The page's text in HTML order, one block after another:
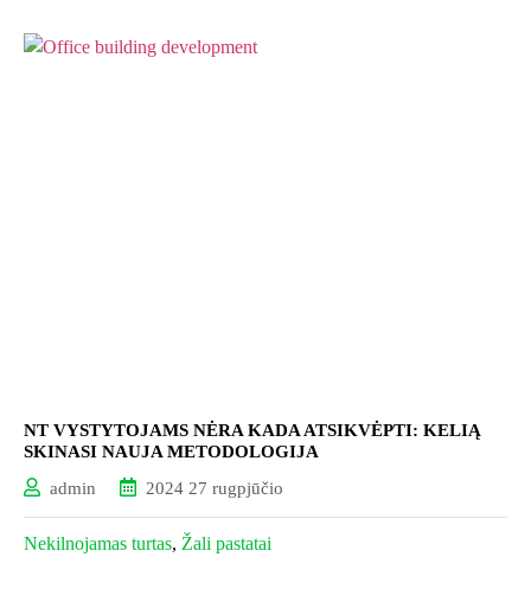
NT VYSTYTOJAMS NĖRA KADA ATSIKVĖPTI: KELIĄ
SKINASI NAUJA METODOLOGIJA
admin
2024 27 rugpjūčio
Nekilnojamas turtas, Žali pastatai